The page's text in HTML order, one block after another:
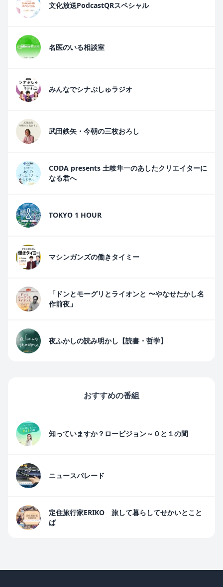
文化放送PodcastQRスペシャル
名医のいる相談室
みんなでシナぷしゅラジオ
武田鉄矢・今朝の三枚おろし
CODA presents 土岐隼一のあしたクリエイターに
なる君へ
TOKYO 1 HOUR
マシンガンズの働きタイミー
「ドンとモーグリとライオンと 〜やなせたかし名
作前夜」
夜ふかしの読み明かし【読書・哲学】
おすすめの番組
知っていますか？ロービジョン～０と１の間
ニュースパレード
定住旅行家ERIKO 旅して暮らしてせかいとこと
ば